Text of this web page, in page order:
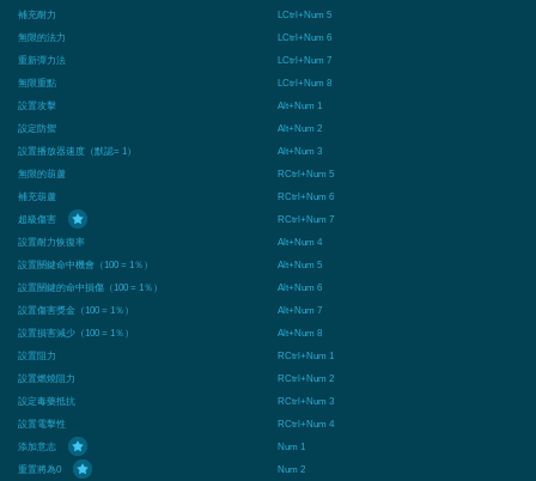
補充耐力
LCtrl+Num 5
無限的法力
LCtrl+Num 6
重新彈力法
LCtrl+Num 7
無限重點
LCtrl+Num 8
設置攻擊
Alt+Num 1
設定防禦
Alt+Num 2
設置播放器速度（默認= 1）
Alt+Num 3
無限的葫蘆
RCtrl+Num 5
補充葫蘆
RCtrl+Num 6
超級傷害
RCtrl+Num 7
設置耐力恢復率
Alt+Num 4
設置關鍵命中機會（100 = 1％）
Alt+Num 5
設置關鍵的命中損傷（100 = 1％）
Alt+Num 6
設置傷害獎金（100 = 1％）
Alt+Num 7
設置損害減少（100 = 1％）
Alt+Num 8
設置阻力
RCtrl+Num 1
設置燃燒阻力
RCtrl+Num 2
設定毒藥抵抗
RCtrl+Num 3
設置電擊性
RCtrl+Num 4
添加意志
Num 1
重置將為0
Num 2